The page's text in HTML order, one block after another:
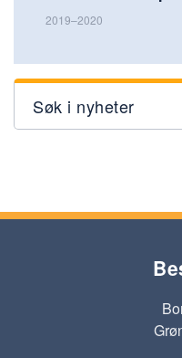
2019–2020
Søk i nyheter